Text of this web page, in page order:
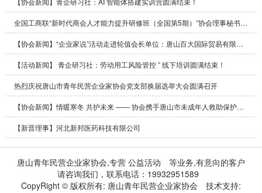
全国工商联“新时代商会人才能力提升研修班（全国第5期）”协会理事秘书长张林静参加学习
【协会新闻】“企业家说”活动走进轮值会长单位：唐山百大国际贸易有限公司
【活动新闻】 青企研习社：劳动用工风险管控 ” 线下培训圆满结束！
热烈庆祝唐山市青年民营企业家协会党支部换届选举大会圆满召开
【协会新闻】情暖寒冬 共护未来 —— 协会携手唐山市未成年人救助保护中心举办困境儿童新年联欢活动圆满结束
【新晋理事】河北新邦医药科技有限公司
唐山青年民营企业家协会,专营 公益活动
等业务,有意向的客户
请咨询我们，联系电话： 19932951589
CopyRight © 版权所有: 唐山青年民营企业家协会
技术支持: